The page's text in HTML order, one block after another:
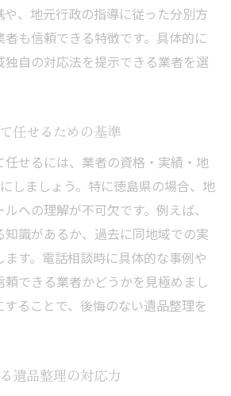
や、地元行政の指導に従った分別方
も信頼できる特徴です。具体的に
独自の対応法を提示できる業者を選
任せるための基準
任せるには、業者の資格・実績・地
しましょう。特に徳島県の場合、地
への理解が不可欠です。例えば、
識があるか、過去に同地域での実
す。電話相談時に具体的な事例や
できる業者かどうかを見極めまし
することで、後悔のない遺品整理を
遺品整理の対応力